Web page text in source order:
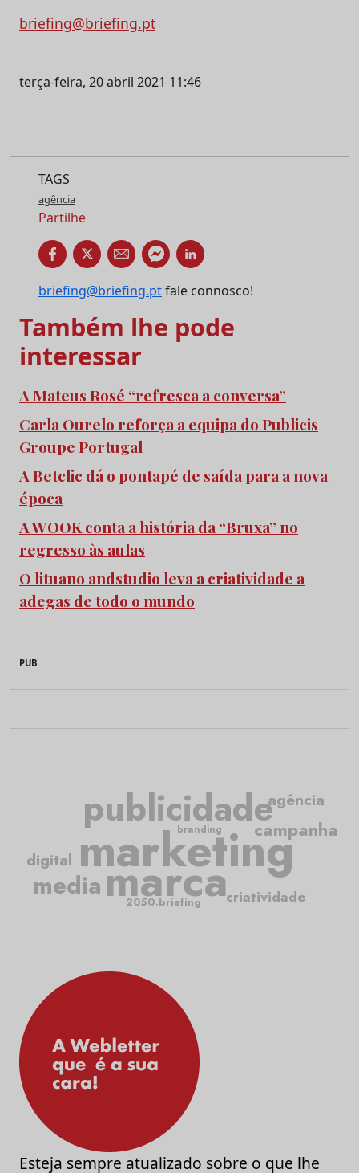
briefing@briefing.pt
terça-feira, 20 abril 2021 11:46
TAGS
agência
Partilhe
briefing@briefing.ptfale connosco!
Também lhe pode
interessar
A Mateus Rosé “refresca a conversa”
Carla Ourelo reforça a equipa do Publicis
Groupe Portugal
A Betclic dá o pontapé de saída para a nova
época
A WOOK conta a história da “Bruxa” no
regresso às aulas
O lituano andstudio leva a criatividade a
adegas de todo o mundo
PUB
marketing
publicidade
marcacriatividade
campanha
media
agência
digital
2050.briefing
branding
Esteja sempre atualizado sobre o que lhe